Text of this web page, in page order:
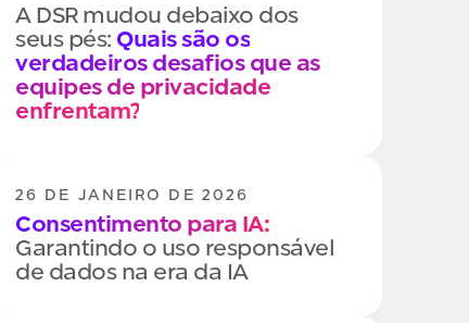
A DSR mudou debaixo dos
seus pés: Quais são os
verdadeiros desafios que as
equipes de privacidade
enfrentam?
26 DE JANEIRO DE 2026
Consentimento para IA:
Garantindo o uso responsável
de dados na era da IA